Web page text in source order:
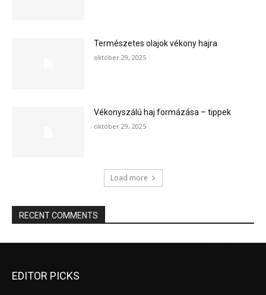
Természetes olajok vékony hajra
október 29, 2025
Vékonyszálú haj formázása – tippek
október 29, 2025
Load more
RECENT COMMENTS
EDITOR PICKS